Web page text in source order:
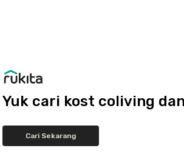
Yuk cari kost coliving
Cari Sekarang